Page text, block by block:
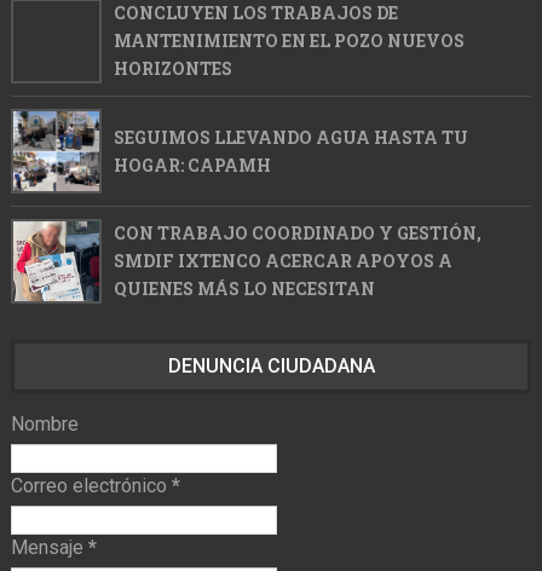
CONCLUYEN LOS TRABAJOS DE
MANTENIMIENTO EN EL POZO NUEVOS
HORIZONTES
SEGUIMOS LLEVANDO AGUA HASTA TU
HOGAR: CAPAMH
CON TRABAJO COORDINADO Y GESTIÓN,
SMDIF IXTENCO ACERCAR APOYOS A
QUIENES MÁS LO NECESITAN
DENUNCIA CIUDADANA
Nombre
Correo electrónico *
Mensaje *